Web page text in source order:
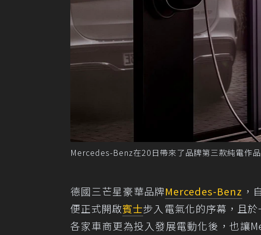
Mercedes-Benz在20日帶來了品牌第三款純電作
德國三芒星豪華品牌Mercedes-Benz ，
便正式開啟賓士步入電氣化的序幕，且
各家車商更為投入發展電動化後，也讓